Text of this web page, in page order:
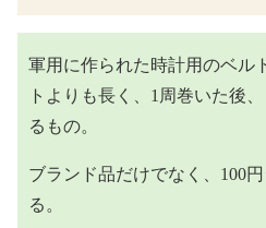
軍用に作られた時計用のベル
トよりも長く、1周巻いた後
るもの。
ブランド品だけでなく、100
る。